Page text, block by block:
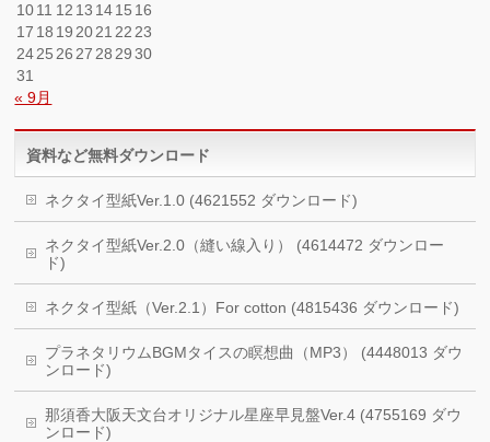
1011 12 13 1415 16
17 18 19 2021 22 23
2425 26 27 28 29 30
31
« 9月
資料など無料ダウンロード
ネクタイ型紙Ver.1.0 (4621552 ダウンロード)
ネクタイ型紙Ver.2.0（縫い線入り） (4614472 ダウンロー
ド)
ネクタイ型紙（Ver.2.1）For cotton (4815436 ダウンロード)
プラネタリウムBGMタイスの瞑想曲（MP3） (4448013 ダウ
ンロード)
那須香大阪天文台オリジナル星座早見盤Ver.4 (4755169 ダウ
ンロード)